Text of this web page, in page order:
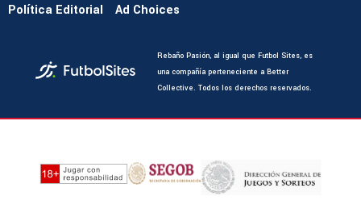
Política Editorial
Ad Choices
Rebaño Pasión, al igual que Futbol Sites, es
una compañía perteneciente a Better
Collective. Todos los derechos reservados.